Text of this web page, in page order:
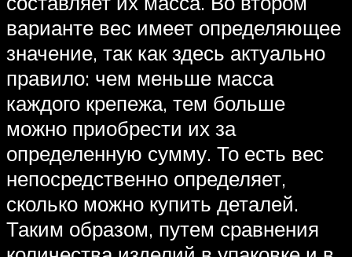
варианте вес имеет определяющее
значение, так как здесь актуально
правило: чем меньше масса
каждого крепежа, тем больше
можно приобрести их за
определенную сумму. То есть вес
непосредственно определяет,
сколько можно купить деталей.
Таким образом, путем сравнения